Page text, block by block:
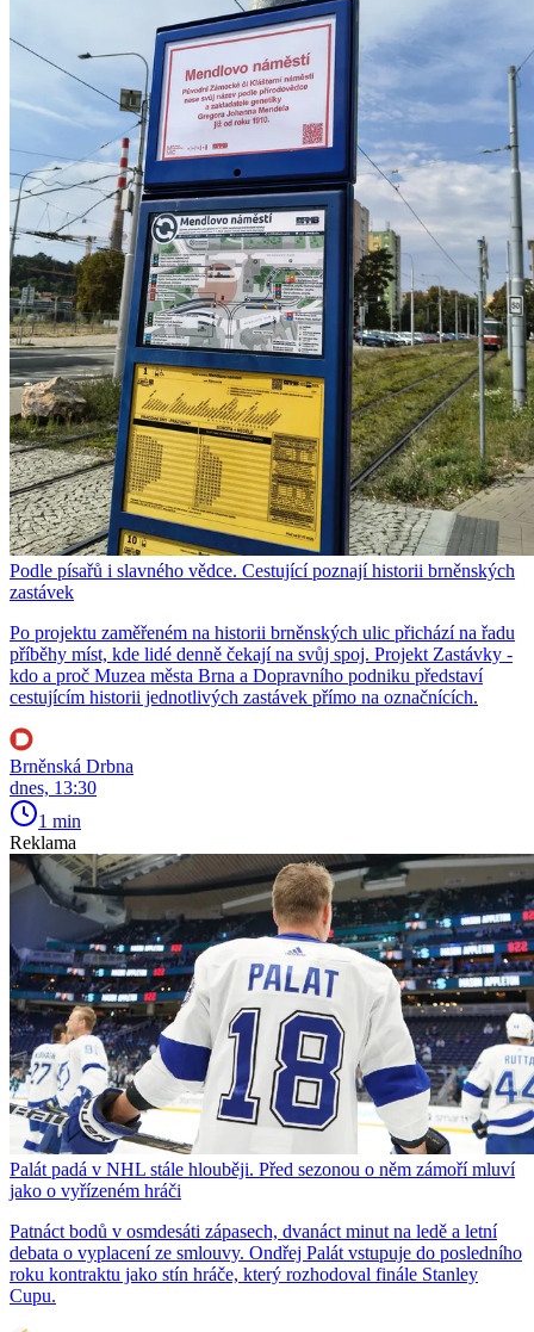
Podle písařů i slavného vědce. Cestující poznají historii brněnských
zastávek
Po projektu zaměřeném na historii brněnských ulic přichází na řadu
příběhy míst, kde lidé denně čekají na svůj spoj. Projekt Zastávky -
kdo a proč Muzea města Brna a Dopravního podniku představí
cestujícím historii jednotlivých zastávek přímo na označnících.
Brněnská Drbna
dnes, 13:30
1 min
Reklama
Palát padá v NHL stále hlouběji. Před sezonou o něm zámoří mluví
jako o vyřízeném hráči
Patnáct bodů v osmdesáti zápasech, dvanáct minut na ledě a letní
debata o vyplacení ze smlouvy. Ondřej Palát vstupuje do posledního
roku kontraktu jako stín hráče, který rozhodoval finále Stanley
Cupu.